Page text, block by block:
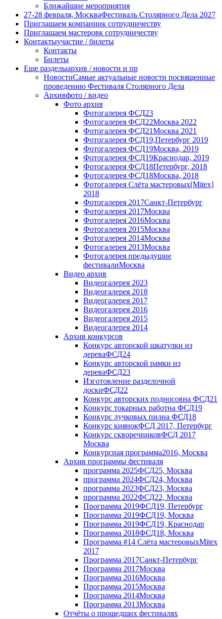
Ближайшие мероприятия
27-28 февраля, МоскваФестиваль Столярного Дела 2027
Приглашаем компаниик сотрудничеству
Приглашаем мастеровк сотрудничеству
Контактыучастие / билеты
Контакты
Билеты
Еще разделыархив / новости и пр
НовостиСамые актуальные новости посвященные
проведению Фестиваля Столярного Дела
Архивфото / видео
Фото архив
Фотогалерея ФСД23
Фотогалерея ФСД22Москва 2022
Фотогалерея ФСД21Москва 2021
Фотогалерея ФСД19,Петербург 2019
Фотогалерея ФСД19Москва, 2019
Фотогалерея ФСД19Краснодар, 2019
Фотогалерея ФСД18Петербург, 2018
Фотогалерея ФСД18Москва, 2018
Фотогалерея Слёта мастеровых[Mitex]
2018
Фотогалерея 2017Санкт-Петербург
Фотогалерея 2017Москва
Фотогалерея 2016Москва
Фотогалерея 2015Москва
Фотогалерея 2014Москва
Фотогалерея 2013Москва
Фотогалерея предыдущие
фестивалиМосква
Видео архив
Видеогалерея 2023
Видеогалерея 2018
Видеогалерея 2017
Видеогалерея 2016
Видеогалерея 2015
Видеогалерея 2014
Архив конкурсов
Конкурс авторской шкатулки из
дереваФСД24
Конкурс авторской рамки из
дереваФСД23
Изготовление разделочной
доскиФСД22
Конкурс авторских подносовна ФСД21
Конкурс токарных работна ФСД19
Конкурс лучковых пилна ФСД18
Конкурс киянокФСД 2017, Петербург
Конкурс скворечниковФСД 2017
Москва
Конкурсная программа2016, Москва
Архив программы фестиваля
программа 2025ФСД25, Москва
программа 2024ФСД24, Москва
программа 2023ФСД23, Москва
программа 2022ФСД22, Москва
Программа 2019ФСД19, Петербург
Программа 2019ФСД19, Москва
Программа 2019ФСД19, Краснодар
Программа 2018ФСД18, Москва
Программа #14 Слёта мастеровыхMitex
2017
Программа 2017Санкт-Петербург
Программа 2017Москва
Программа 2016Москва
Программа 2015Москва
Программа 2014Москва
Программа 2013Москва
Отчёты о прошедших фестивалях